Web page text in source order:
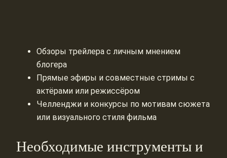
Обзоры трейлера с личным мнением
блогера
Прямые эфиры и совместные стримы с
актёрами или режиссёром
Челленджи и конкурсы по мотивам сюжета
или визуального стиля фильма
Необходимые инструменты и